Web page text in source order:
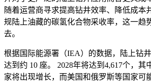
随着运营商寻求提高钻井效率、降低成本
规陆上油藏的碳氢化合物采收率，这一趋
去。
根据国际能源署（IEA）的数据，陆上钻
达到约 10 座。 2028年将达到4,617个，其
家将出现增长，而美国和俄罗斯等国家可